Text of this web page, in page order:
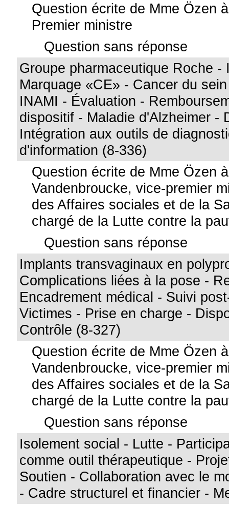
Question écrite de Mme Özen
Premier ministre
Question sans réponse
Groupe pharmaceutique Roche -
Marquage «CE» - Cancer du
INAMI - Évaluation -
dispositif - Maladie d'Alzheimer -
Intégration aux outils de
d'information (8-336)
Question écrite de Mme Özen
Vandenbroucke, vice-premier
des Affaires sociales et de la
chargé de la Lutte contre la
Question sans réponse
Implants transvaginaux en
Complications liées à la pose -
Encadrement médical - Suivi
Victimes - Prise en charge -
Contrôle (8-327)
Question écrite de Mme Özen
Vandenbroucke, vice-premier
des Affaires sociales et de la
chargé de la Lutte contre la
Question sans réponse
Isolement social - Lutte -
comme outil thérapeutique -
Soutien - Collaboration avec le
- Cadre structurel et financier -